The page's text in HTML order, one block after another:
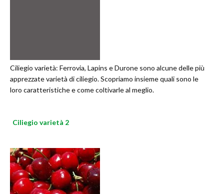
Ciliegio varietà: Ferrovia, Lapins e Durone sono alcune delle più
apprezzate varietà di ciliegio. Scopriamo insieme quali sono le
loro caratteristiche e come coltivarle al meglio.
Ciliegio varietà 2